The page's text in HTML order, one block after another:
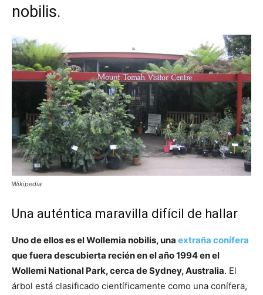
nobilis.
Wikipedia
Una auténtica maravilla difícil de hallar
Uno de ellos es el Wollemia nobilis, una extraña conífera
que fuera descubierta recién en el año 1994 en el
Wollemi National Park, cerca de Sydney, Australia. El
árbol está clasificado científicamente como una conífera,